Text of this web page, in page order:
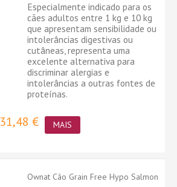
Especialmente indicado para os
cães adultos entre 1 kg e 10 kg
que apresentam sensibilidade ou
intolerâncias digestivas ou
cutâneas, representa uma
excelente alternativa para
discriminar alergias e
intolerâncias a outras fontes de
proteínas.
31,48 € MAIS
Ownat Cão Grain Free Hypo Salmon